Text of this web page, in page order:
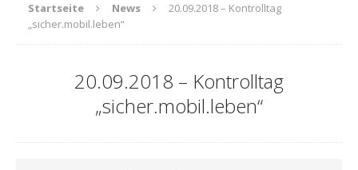
Startseite News
20.09.2018 – Kontrolltag
„sicher.mobil.leben“
20.09.2018 – Kontrolltag
„sicher.mobil.leben“